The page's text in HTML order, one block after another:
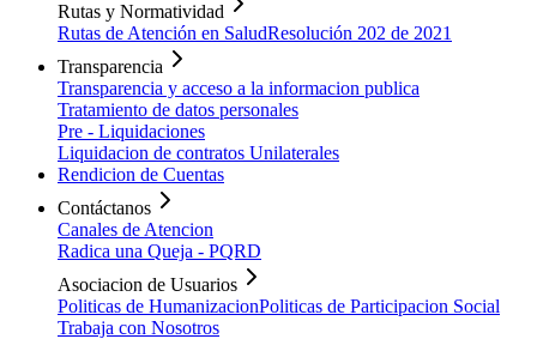
Rutas y Normatividad
Rutas de Atención en SaludResolución 202 de 2021
Transparencia
Transparencia y acceso a la informacion publica
Tratamiento de datos personales
Pre - Liquidaciones
Liquidacion de contratos Unilaterales
Rendicion de Cuentas
Contáctanos
Canales de Atencion
Radica una Queja - PQRD
Asociacion de Usuarios
Politicas de HumanizacionPoliticas de Participacion Social
Trabaja con Nosotros